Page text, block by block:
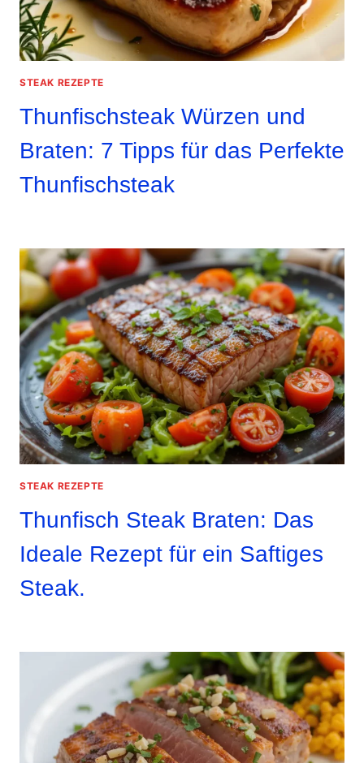
STEAK REZEPTE
Thunfischsteak Würzen und
Braten: 7 Tipps für das Perfekte
Thunfischsteak
STEAK REZEPTE
Thunfisch Steak Braten: Das
Ideale Rezept für ein Saftiges
Steak.